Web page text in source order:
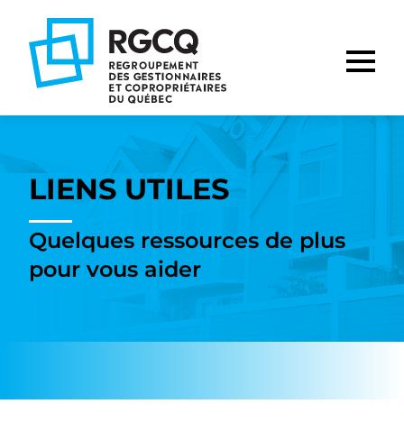
navigation
principale
contenu
LIENS UTILES
Quelques ressources de plus
pour vous aider